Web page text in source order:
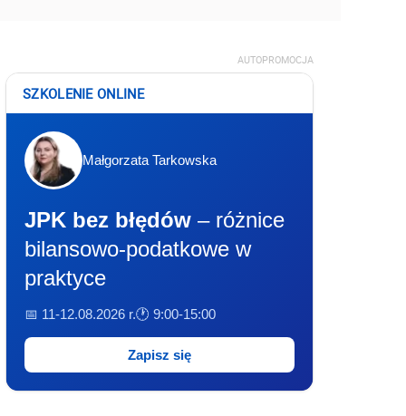
AUTOPROMOCJA
SZKOLENIE ONLINE
Małgorzata Tarkowska
JPK bez błędów – różnice
bilansowo-podatkowe w
praktyce
📅 11-12.08.2026 r.🕐 9:00-15:00
Zapisz się